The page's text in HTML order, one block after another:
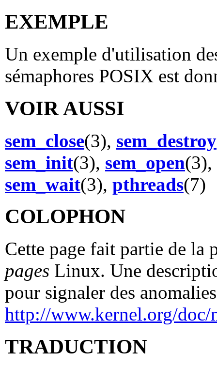
EXEMPLE
Un exemple d'utilisation
sémaphores POSIX est
VOIR AUSSI
sem_close(3), sem_destroy
sem_init(3), sem_open(3),
sem_wait(3), pthreads(7)
COLOPHON
Cette page fait partie de
pages Linux. Une
pour signaler des
http://www.kernel.org/doc/
TRADUCTION